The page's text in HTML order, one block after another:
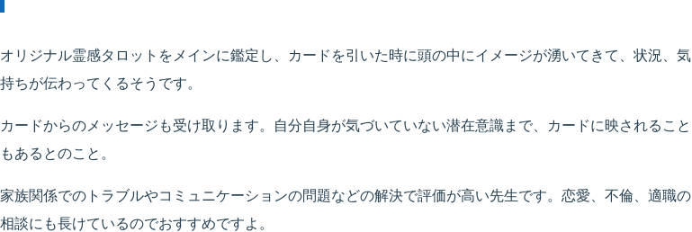
オリジナル霊感タロットをメインに鑑定し、カードを引いた時に頭の中にイメージが湧いてきて、状況、気
持ちが伝わってくるそうです。
カードからのメッセージも受け取ります。自分自身が気づいていない潜在意識まで、カードに映されること
もあるとのこと。
家族関係でのトラブルやコミュニケーションの問題などの解決で評価が高い先生です。恋愛、不倫、適職の
相談にも長けているのでおすすめですよ。